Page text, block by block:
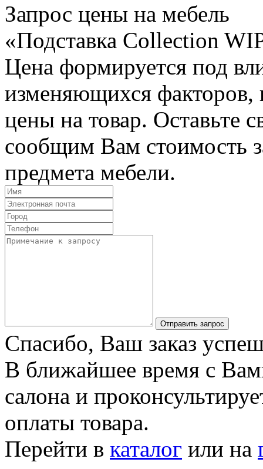
Запрос цены на мебель
«Подставка Collection
Цена формируется под
изменяющихся факторов,
цены на товар. Оставьте
сообщим Вам стоимость
предмета мебели.
Отправить запрос
Спасибо, Ваш заказ
В ближайшее время с
салона и
оплаты товара.
Перейти в каталог или на